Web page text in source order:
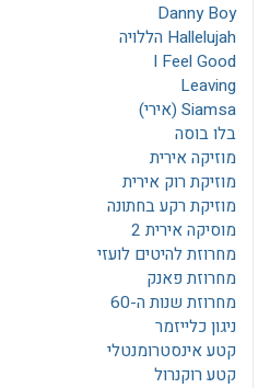
Danny Boy
Hallelujah הללויה
I Feel Good
Leaving
Siamsa (אירי)
בלו בוסה
מוזיקה אירית
מוזיקת רוק אירית
מוזיקת רקע בחתונה
מוסיקה אירית 2
מחרוזת להיטים לועזי
מחרוזת פאנק
מחרוזת שנות ה-60
ניגון כלייזמר
קטע אינסטרומנטלי
קטע רוקנרול